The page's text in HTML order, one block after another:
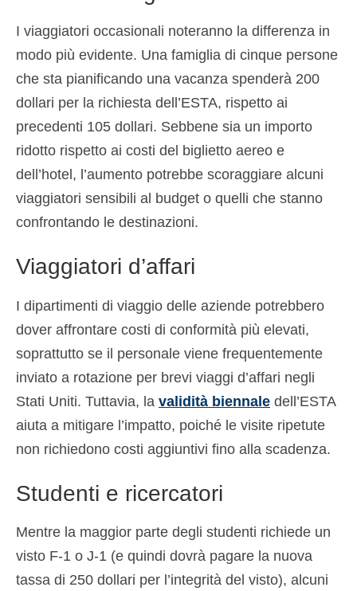
I viaggiatori occasionali noteranno la differenza in
modo più evidente. Una famiglia di cinque persone
che sta pianificando una vacanza spenderà 200
dollari per la richiesta dell’ESTA, rispetto ai
precedenti 105 dollari. Sebbene sia un importo
ridotto rispetto ai costi del biglietto aereo e
dell’hotel, l’aumento potrebbe scoraggiare alcuni
viaggiatori sensibili al budget o quelli che stanno
confrontando le destinazioni.
Viaggiatori d’affari
I dipartimenti di viaggio delle aziende potrebbero
dover affrontare costi di conformità più elevati,
soprattutto se il personale viene frequentemente
inviato a rotazione per brevi viaggi d’affari negli
Stati Uniti. Tuttavia, la validità biennale dell’ESTA
aiuta a mitigare l’impatto, poiché le visite ripetute
non richiedono costi aggiuntivi fino alla scadenza.
Studenti e ricercatori
Mentre la maggior parte degli studenti richiede un
visto F-1 o J-1 (e quindi dovrà pagare la nuova
tassa di 250 dollari per l’integrità del visto), alcuni